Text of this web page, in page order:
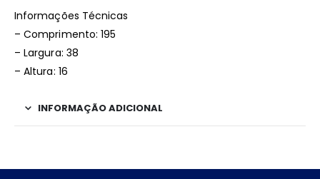
Informações Técnicas
– Comprimento: 195
– Largura: 38
– Altura: 16
INFORMAÇÃO ADICIONAL